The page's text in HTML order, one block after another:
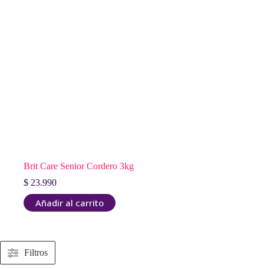
Brit Care Senior Cordero 3kg
$ 23.990
Añadir al carrito
Filtros